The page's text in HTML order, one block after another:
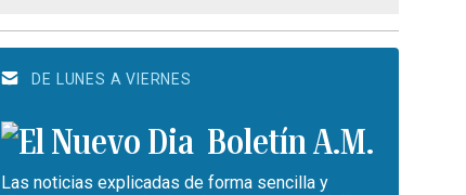
DE LUNES A VIERNES
Boletín A.M.
Las noticias explicadas de forma sencilla y